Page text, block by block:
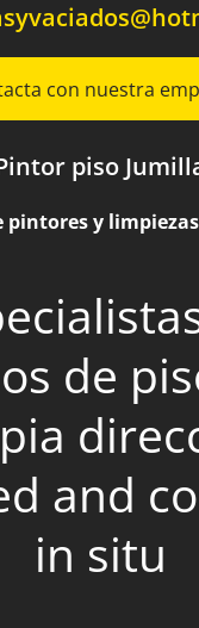
con nuestra
piso
pintores y
de
and
in situ